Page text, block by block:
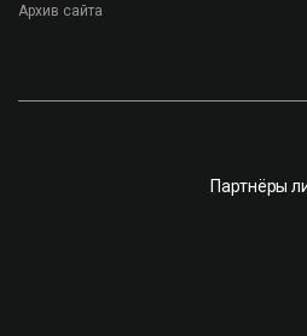
Архив сайта
Партнёры